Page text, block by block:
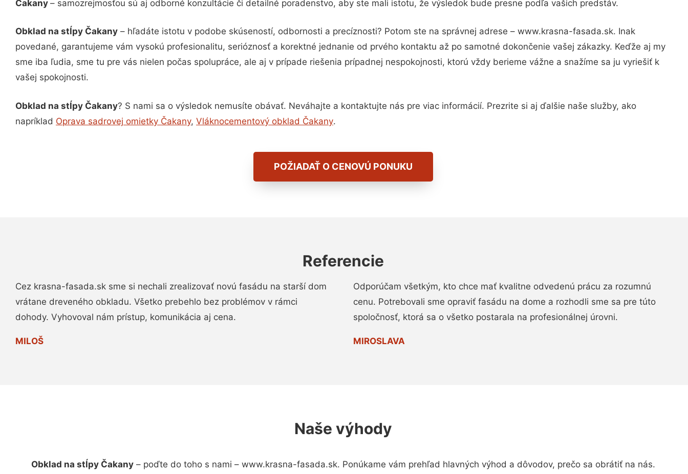
Čakany – samozrejmosťou sú aj odborné konzultácie či detailné poradenstvo, aby ste mali istotu, že výsledok bude presne podľa vašich predstáv.
Obklad na stĺpy Čakany – hľadáte istotu v podobe skúseností, odbornosti a precíznosti? Potom ste na správnej adrese – www.krasna-fasada.sk. Inak
povedané, garantujeme vám vysokú profesionalitu, serióznosť a korektné jednanie od prvého kontaktu až po samotné dokončenie vašej zákazky. Keďže aj my
sme iba ľudia, sme tu pre vás nielen počas spolupráce, ale aj v prípade riešenia prípadnej nespokojnosti, ktorú vždy berieme vážne a snažíme sa ju vyriešiť k
vašej spokojnosti.
Obklad na stĺpy Čakany? S nami sa o výsledok nemusíte obávať. Neváhajte a kontaktujte nás pre viac informácií. Prezrite si aj ďalšie naše služby, ako
napríklad Oprava sadrovej omietky Čakany, Vláknocementový obklad Čakany.
POŽIADAŤ O CENOVÚ PONUKU
Referencie
Cez krasna-fasada.sk sme si nechali zrealizovať novú fasádu na starší dom
vrátane dreveného obkladu. Všetko prebehlo bez problémov v rámci
dohody. Vyhovoval nám prístup, komunikácia aj cena.
MILOŠ
Odporúčam všetkým, kto chce mať kvalitne odvedenú prácu za rozumnú
cenu. Potrebovali sme opraviť fasádu na dome a rozhodli sme sa pre túto
spoločnosť, ktorá sa o všetko postarala na profesionálnej úrovni.
MIROSLAVA
Naše výhody
Obklad na stĺpy Čakany– poďte do toho s nami – www.krasna-fasada.sk. Ponúkame vám prehľad hlavných výhod a dôvodov, prečo sa obrátiť na nás.